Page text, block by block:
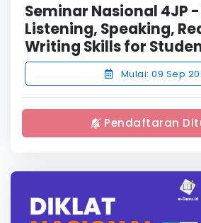
Seminar Nasional 4JP
Listening, Speaking,
Writing Skills for
Mulai: 09 Sep
Pendaftaran